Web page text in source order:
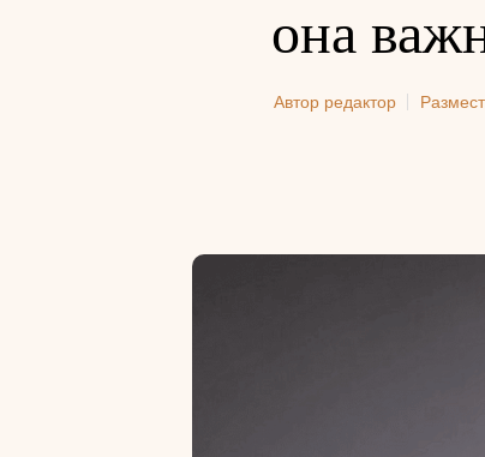
она
Автор редактор